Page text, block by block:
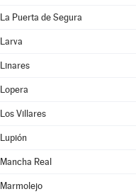
La Puerta de Segura
Larva
Linares
Lopera
Los Villares
Lupión
Mancha Real
Marmolejo